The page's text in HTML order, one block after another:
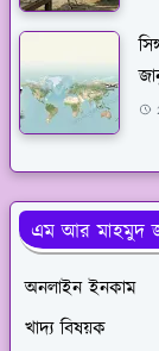
এম আর মাহমুদ
অনলাইন ইনকাম
খাদ্য বিষয়ক